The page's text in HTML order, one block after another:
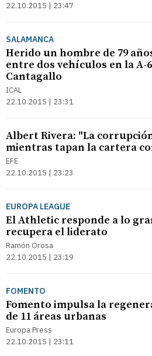
22.10.2015 | 23:47
SALAMANCA
Herido un hombre de 79
entre dos vehículos en la A-
Cantagallo
ICAL
22.10.2015 | 23:31
Albert Rivera: "La corrupción
mientras tapan la cartera
EFE
22.10.2015 | 23:23
EUROPA LEAGUE
El Athletic responde a lo
recupera el liderato
Ramón Orosa
22.10.2015 | 23:19
FOMENTO
Fomento impulsa la
de 11 áreas urbanas
Europa Press
22.10.2015 | 23:11